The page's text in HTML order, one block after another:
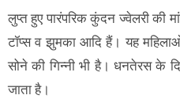
लुप्त हुए पारंपरिक कुंदन ज्वेलरी की
टॉप्स व झुमका आदि हैं। यह
सोने की गिन्नी भी है। धनतेरस के
जाता है।